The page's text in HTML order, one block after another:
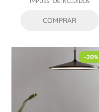
base
COMPRAR
-20%